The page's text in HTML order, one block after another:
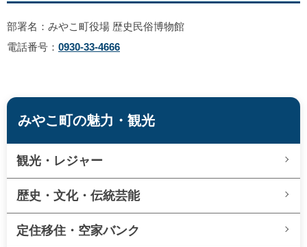
部署名：みやこ町役場 歴史民俗博物館
電話番号： 0930-33-4666
みやこ町の魅力・観光
観光・レジャー
歴史・文化・伝統芸能
定住移住・空家バンク